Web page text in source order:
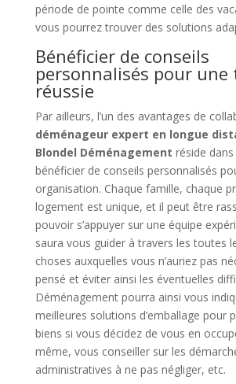
période de pointe comme celle des
vous pourrez trouver des solutions
Bénéficier de conseils
personnalisés pour
réussie
Par ailleurs, l’un des avantages de
déménageur expert en longue
Blondel Déménagement réside
bénéficier de conseils personnalisés
organisation. Chaque famille, chaque
logement est unique, et il peut être
pouvoir s’appuyer sur une équipe
saura vous guider à travers les toutes
choses auxquelles vous n’auriez pas
pensé et éviter ainsi les éventuelles
Déménagement pourra ainsi vous
meilleures solutions d’emballage pour
biens si vous décidez de vous en
même, vous conseiller sur les
administratives à ne pas négliger, etc.